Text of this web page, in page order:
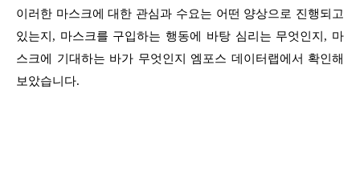
이러한 마스크에 대한 관심과 수요는 어떤 양상으로 진행되고
있는지, 마스크를 구입하는 행동에 바탕 심리는 무엇인지, 마
스크에 기대하는 바가 무엇인지 엠포스 데이터랩에서 확인해
보았습니다.